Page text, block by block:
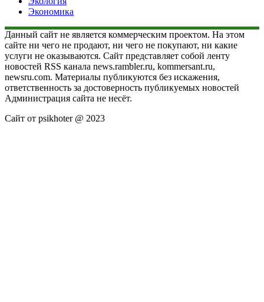
Экономика
Данный сайт не является коммерческим проектом. На этом
сайте ни чего не продают, ни чего не покупают, ни какие
услуги не оказываются. Сайт представляет собой ленту
новостей RSS канала news.rambler.ru, kommersant.ru,
newsru.com. Материалы публикуются без искажения,
ответственность за достоверность публикуемых новостей
Администрация сайта не несёт.
Сайт от psikhoter @ 2023